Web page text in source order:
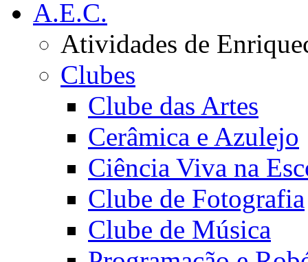
A.E.C.
Atividades de
Clubes
Clube das Artes
Cerâmica e Azulejo
Ciência Viva na
Clube de Fotografia
Clube de Música